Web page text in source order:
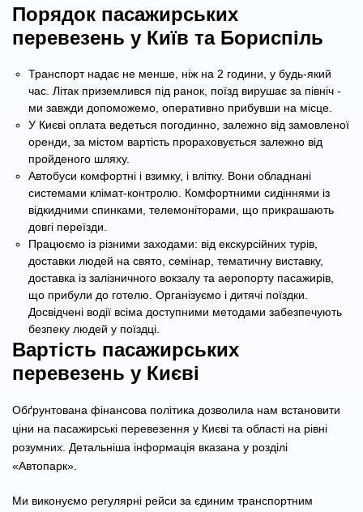
Порядок пасажирських
перевезень у Київ та Бориспіль
Транспорт надає не менше, ніж на 2 години, у будь-який
час. Літак приземлився під ранок, поїзд вирушає за північ -
ми завжди допоможемо, оперативно прибувши на місце.
У Києві оплата ведеться погодинно, залежно від замовленої
оренди, за містом вартість прораховується залежно від
пройденого шляху.
Автобуси комфортні і взимку, і влітку. Вони обладнані
системами клімат-контролю. Комфортними сидіннями із
відкидними спинками, телемоніторами, що прикрашають
довгі переїзди.
Працюємо із різними заходами: від екскурсійних турів,
доставки людей на свято, семінар, тематичну виставку,
доставка із залізничного вокзалу та аеропорту пасажирів,
що прибули до готелю. Організуємо і дитячі поїздки.
Досвідчені водії всіма доступними методами забезпечують
безпеку людей у поїздці.
Вартість пасажирських
перевезень у Києві
Обґрунтована фінансова політика дозволила нам встановити
ціни на пасажирські перевезення у Києві та області на рівні
розумних. Детальніша інформація вказана у розділі
«Автопарк».
Ми виконуємо регулярні рейси за єдиним транспортним